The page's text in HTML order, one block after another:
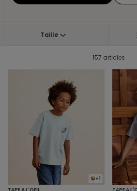
Taille
157 articles
+1